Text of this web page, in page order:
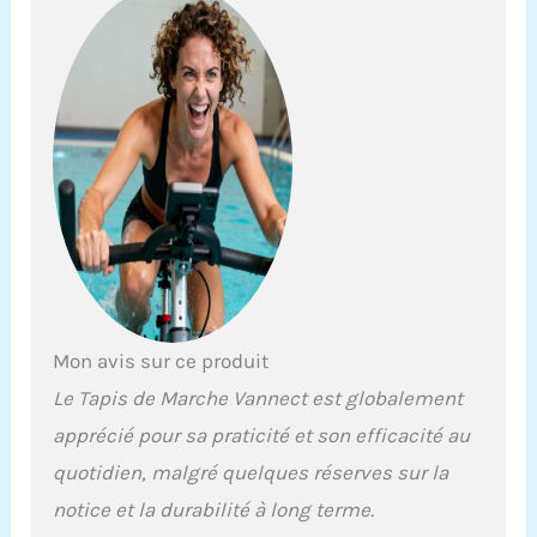
graisses et répond à
vos besoins
d’entraînement
variés. Que vous
soyez débutant ou
coureur expérimenté,
trouvez la vitesse qui
vous convient.
𝗧𝗮𝗽𝗶𝘀 𝗜𝗻𝗰𝗹𝗶𝗻𝗲́ 𝗮̀ 𝟵 %:
Le tapis de course
mode incliné ou
L'inclinaison
optimise la
calories et maximise
l’efficacité de
Mon avis sur ce produit
Le Tapis de Marche Vannect est globalement
apprécié pour sa praticité et son efficacité au
quotidien, malgré quelques réserves sur la
notice et la durabilité à long terme.